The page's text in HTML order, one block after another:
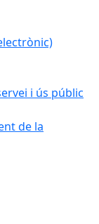
i ús públic
de la